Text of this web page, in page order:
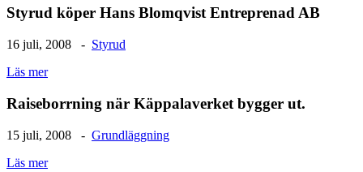
Styrud köper Hans Blomqvist Entreprenad AB
16 juli, 2008 - Styrud
Läs mer
Raiseborrning när Käppalaverket bygger ut.
15 juli, 2008 - Grundläggning
Läs mer